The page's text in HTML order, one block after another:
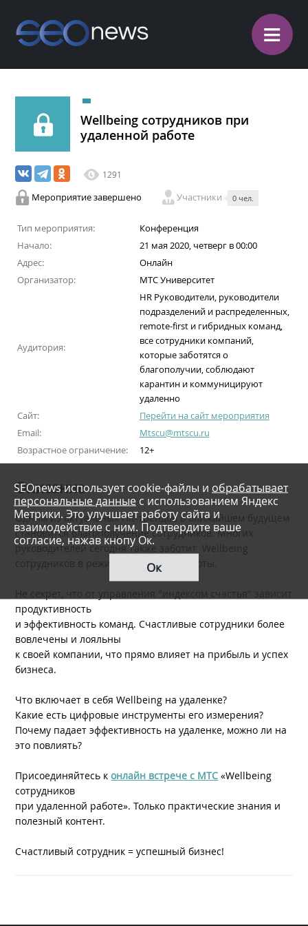
≡
Wellbeing сотрудников при
удаленной работе
1291
Мероприятие завершено Участники 0 чел.
Тип мероприятия:
Конференция
Начало:
21 мая 2020, четверг в 00:00
Адрес:
Онлайн
Организатор:
МТС Университет
Аудитория:
HR Руководители, руководители
подразделений и распределенных,
remote-first и гибридных команд,
все сотрудники компаний,
которые заботятся о
благополучии, соблюдают
карантин и коммуницируют
удаленно
Сайт:
Перейти на сайт мероприятия
Email:
Mtscu@mtscu.ru
Возрастное ограничение:
12+
Описание
Одним из актуальных HR-трендов в ближайшем будущем
становится благополучение сотрудников. Многих
руководителей сегодня также заботит Wellbeing
сотрудников ​​​​​​​в режиме удаленной работы.
Не секрет, что от управления "индексом счастья" зависит
продуктивность
​​​​​​​и эффективность команд. Счастливые сотрудники более
вовлечены и лояльны ​​​​​​​
​​​​​​​к своей компании, что прямо влияет на прибыль и успех
бизнеса.
Что включает в себя Wellbeing на удаленке?
Какие есть цифровые инструменты его измерения?
Почему падает эффективность на удаленке, можно ли на
это повлиять?
Присоединяйтесь конлайн встрече с МТС «Wellbeing
сотрудников
​​​​​​​при удаленной работе». Только практические знания и
полезный контент.
​​​​Счастливый сотрудник = успешный бизнес!
SEOnews использует cookie-файлы и обрабатывает
персональные данные с использованием Яндекс
Метрики. Это улучшает работу сайта и
взаимодействие с ним. Подтвердите ваше
согласие, нажав кнопу Ок.
Ок